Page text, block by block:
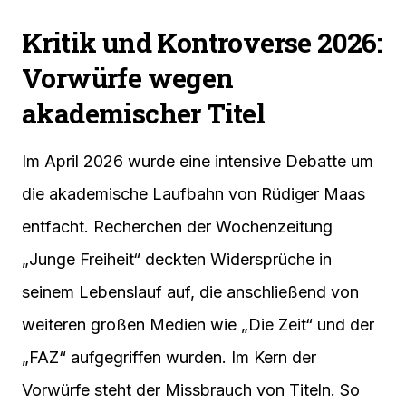
Kritik und Kontroverse 2026:
Vorwürfe wegen
akademischer Titel
Im April 2026 wurde eine intensive Debatte um
die akademische Laufbahn von Rüdiger Maas
entfacht. Recherchen der Wochenzeitung
„Junge Freiheit“ deckten Widersprüche in
seinem Lebenslauf auf, die anschließend von
weiteren großen Medien wie „Die Zeit“ und der
„FAZ“ aufgegriffen wurden. Im Kern der
Vorwürfe steht der Missbrauch von Titeln. So